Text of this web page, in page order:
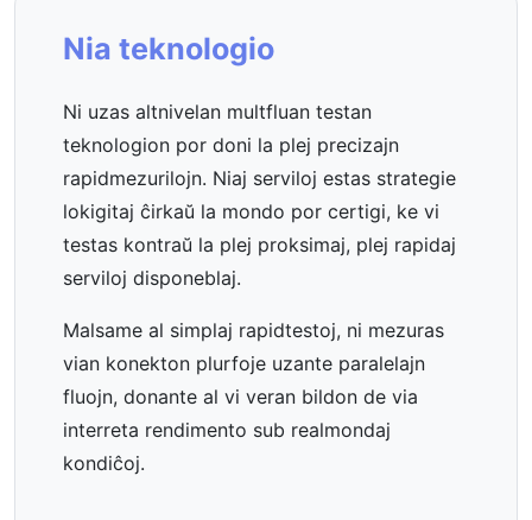
Nia teknologio
Ni uzas altnivelan multfluan testan
teknologion por doni la plej precizajn
rapidmezurilojn. Niaj serviloj estas strategie
lokigitaj ĉirkaŭ la mondo por certigi, ke vi
testas kontraŭ la plej proksimaj, plej rapidaj
serviloj disponeblaj.
Malsame al simplaj rapidtestoj, ni mezuras
vian konekton plurfoje uzante paralelajn
fluojn, donante al vi veran bildon de via
interreta rendimento sub realmondaj
kondiĉoj.